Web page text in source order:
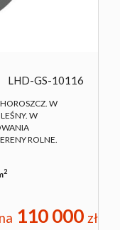
LHD-GS-10116
W
W
ROLNE.
2
110 000 zł